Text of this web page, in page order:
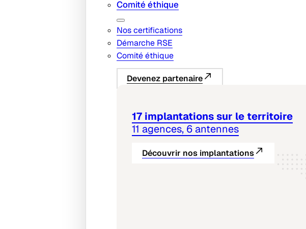
Comité éthique
Nos certifications
Démarche RSE
Comité éthique
Devenez partenaire
17 implantations sur le territoire
11 agences, 6 antennes
Découvrir nos implantations